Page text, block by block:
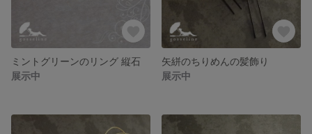
ミントグリーンのリング 縦石
展示中
矢絣のちりめんの髪飾り
展示中